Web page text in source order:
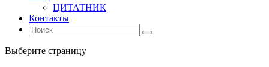
ЦИТАТНИК
Контакты
Выберите страницу